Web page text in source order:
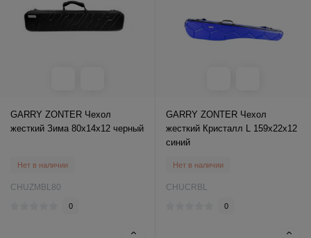
GARRY ZONTER Чехол
жесткий Зима 80x14x12 черный
Нет в наличии
CHUZMBL80
0
GARRY ZONTER Чехол
жесткий Кристалл L 159x22x12
синий
Нет в наличии
CHUCRBL
0